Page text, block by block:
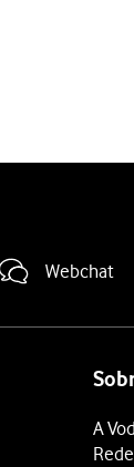
Webchat
A